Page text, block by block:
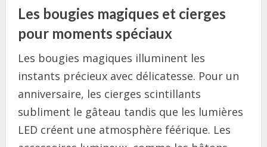
Les bougies magiques et cierges
pour moments spéciaux
Les bougies magiques illuminent les
instants précieux avec délicatesse. Pour un
anniversaire, les cierges scintillants
subliment le gâteau tandis que les lumières
LED créent une atmosphère féérique. Les